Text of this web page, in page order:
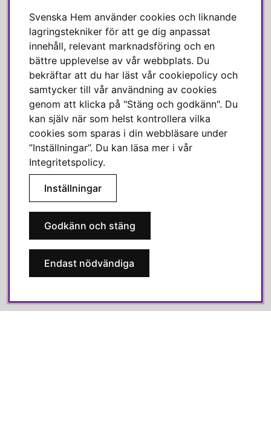
INFORMATION
Ångra köp
Kvalitetspolicy
Integritetspolicy
Köpvillkor
Leverans
Reklamation & retur
Skötselråd
OM OSS
Alla recensioner
Jobba hos oss
Om Svenska Hem
Kundservice
Medlemsklubb
Svenska Hem använder cookies och liknande
lagringstekniker för att ge dig anpassat
innehåll, relevant marknadsföring och en
bättre upplevelse av vår webbplats. Du
bekräftar att du har läst vår cookiepolicy och
samtycker till vår användning av cookies
genom att klicka på "Stäng och godkänn". Du
kan själv när som helst kontrollera vilka
cookies som sparas i din webbläsare under
”Inställningar”. Du kan läsa mer i vår
Integritetspolicy.
Inställningar
Godkänn och stäng
Endast nödvändiga